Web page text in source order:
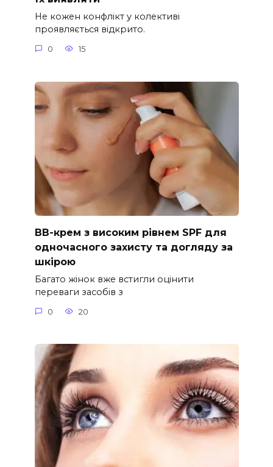
Не кожен конфлікт у колективі
проявляється відкрито.
0 15
ВВ-крем з високим рівнем SPF для
одночасного захисту та догляду за
шкірою
Багато жінок вже встигли оцінити
переваги засобів з
0 20